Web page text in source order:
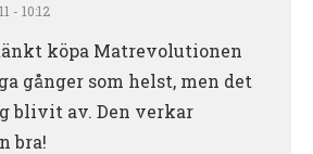
- 10:12
köpa Matrevolutionen
gånger som helst, men det
blivit av. Den verkar
bra!